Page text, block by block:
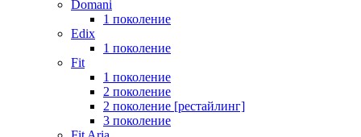
Domani
1 поколение
Edix
1 поколение
Fit
1 поколение
2 поколение
2 поколение [рестайлинг]
3 поколение